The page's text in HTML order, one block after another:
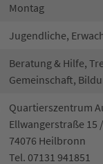
Montag
Jugendliche,
Beratung & Hilfe,
Gemeinschaft,
Quartierszentrum
Ellwangerstraße 15
74076 Heilbronn
Tel. 07131 941851